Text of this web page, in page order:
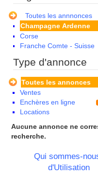
Toutes les annnonces
Bretagne
Centre
Champagne Ardenne
Corse
Franche Comte - Suisse
Guyane
Haute Normandie
Ile de France
La Réunion
Languedoc Roussillon
Limousin
Lorraine
Martinique
Midi Pyrenees - Espagne
Portugal
Nord Pas de Calais -
Type d'annonce
Toutes les annonces
Ventes
Enchères en ligne
Locations
Aucune annonce ne
recherche.
Qui sommes-
d'Utilisation